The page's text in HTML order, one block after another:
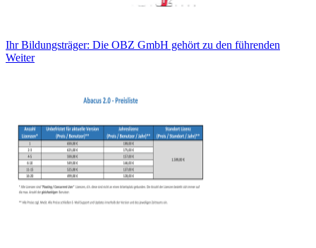
Ihr Bildungsträger: Die OBZ GmbH gehört zu den führenden
Weiter